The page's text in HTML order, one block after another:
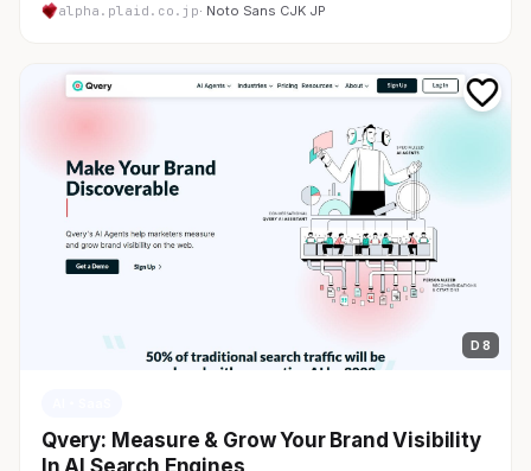
alpha.plaid.co.jp· Noto Sans CJK JP
D 8
Qvery: Measure & Grow Your Brand Visibility